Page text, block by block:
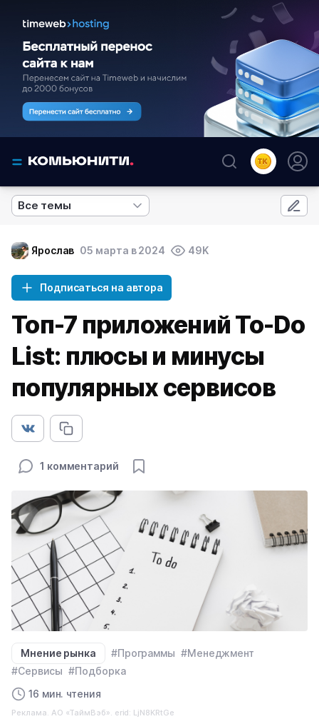
Все темы
Ярослав 05 марта в 2024 49K
Подписаться на автора
Топ-7 приложений To-Do
List: плюсы и минусы
популярных сервисов
1 комментарий
Мнение рынка #Программы #Менеджмент
#Сервисы #Подборка
16 мин. чтения
Реклама. АО «ТаймВэб». erid: LjN8KRtGe